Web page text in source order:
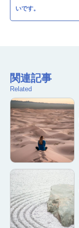
いです。
関連記事
Related